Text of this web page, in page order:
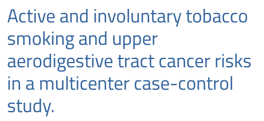
Active and involuntary tobacco
smoking and upper
aerodigestive tract cancer risks
in a multicenter case-control
study.